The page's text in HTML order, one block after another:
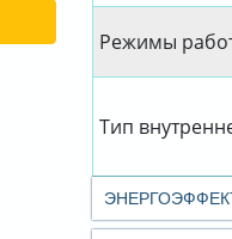
Режимы
Тип